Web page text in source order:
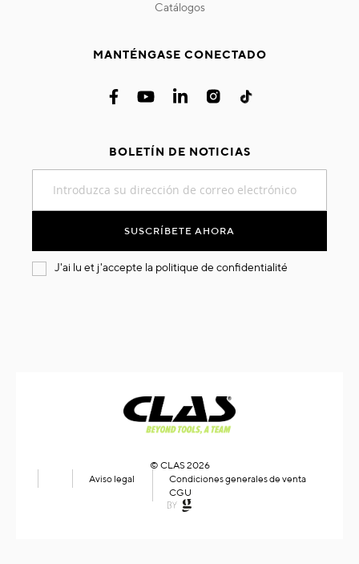
catálogos
MANTÉNGASE CONECTADO
BOLETÍN DE NOTICIAS
nuestro
SUSCRÍBETE AHORA
J'ai lu et j'accepte la politique de confidentialité
© CLAS 2026
Aviso legal
Condiciones generales de venta
CGU